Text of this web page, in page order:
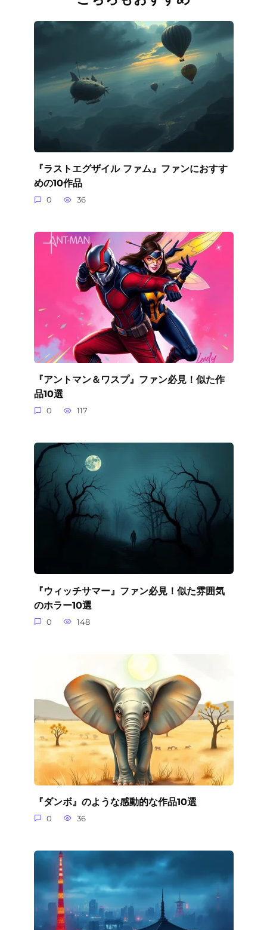
『ラストエグザイル ファム』ファンにおすす
めの10作品
0 36
『アントマン＆ワスプ』ファン必見！似た作
品10選
0 117
『ウィッチサマー』ファン必見！似た雰囲気
のホラー10選
0 148
『ダンボ』のような感動的な作品10選
0 36